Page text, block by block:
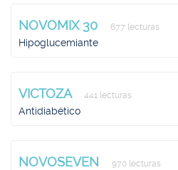
NOVOMIX 30 677 lecturas
Hipoglucemiante
VICTOZA 441 lecturas
Antidiabético
NOVOSEVEN 970 lecturas